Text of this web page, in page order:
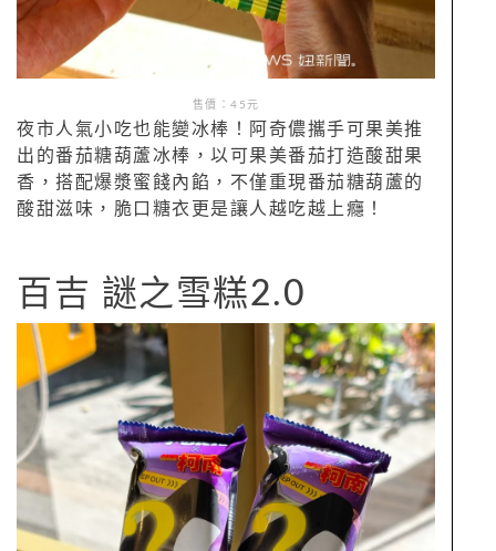
售價：45元
夜市人氣小吃也能變冰棒！阿奇儂攜手可果美推
出的番茄糖葫蘆冰棒，以可果美番茄打造酸甜果
香，搭配爆漿蜜餞內餡，不僅重現番茄糖葫蘆的
酸甜滋味，脆口糖衣更是讓人越吃越上癮！
百吉 謎之雪糕2.0